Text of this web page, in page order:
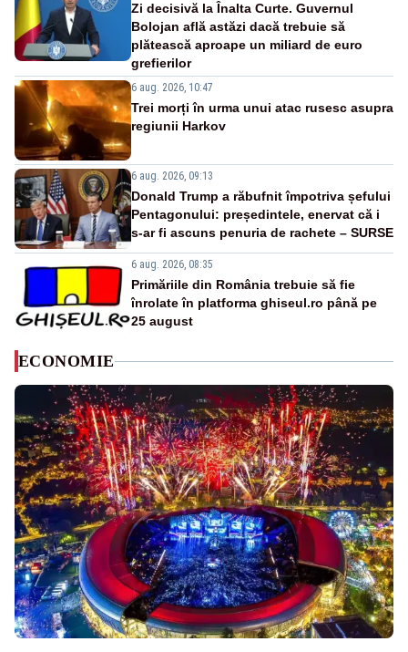
Zi decisivă la Înalta Curte. Guvernul
Bolojan află astăzi dacă trebuie să
plătească aproape un miliard de euro
grefierilor
6 aug. 2026, 10:47
Trei morți în urma unui atac rusesc asupra
regiunii Harkov
6 aug. 2026, 09:13
Donald Trump a răbufnit împotriva șefului
Pentagonului: președintele, enervat că i
s-ar fi ascuns penuria de rachete – SURSE
6 aug. 2026, 08:35
Primăriile din România trebuie să fie
înrolate în platforma ghiseul.ro până pe
25 august
ECONOMIE